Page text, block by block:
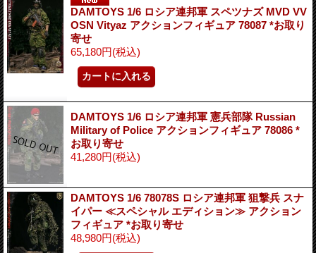
DAMTOYS 1/6 ロシア連邦軍 スペツナズ MVD VV
OSN Vityaz アクションフィギュア 78087 *お取り
寄せ
65,180円(税込)
DAMTOYS 1/6 ロシア連邦軍 憲兵部隊 Russian
Military of Police アクションフィギュア 78086 *
お取り寄せ
41,280円(税込)
DAMTOYS 1/6 78078S ロシア連邦軍 狙撃兵 スナ
イパー ≪スペシャル エディション≫ アクション
フィギュア *お取り寄せ
48,980円(税込)